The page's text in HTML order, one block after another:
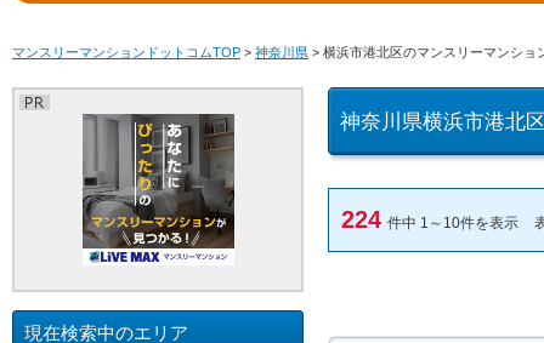
マンスリーマンションドットコムTOP > 神奈川県 > 横浜市港北区のマンスリーマンショ
神奈川県横浜市港北
224 件中 1～10件を表示
現在検索中のエリア